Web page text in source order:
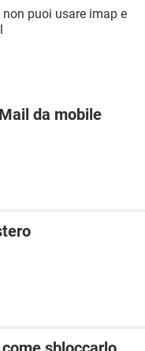
puoi usare imap e
da mobile